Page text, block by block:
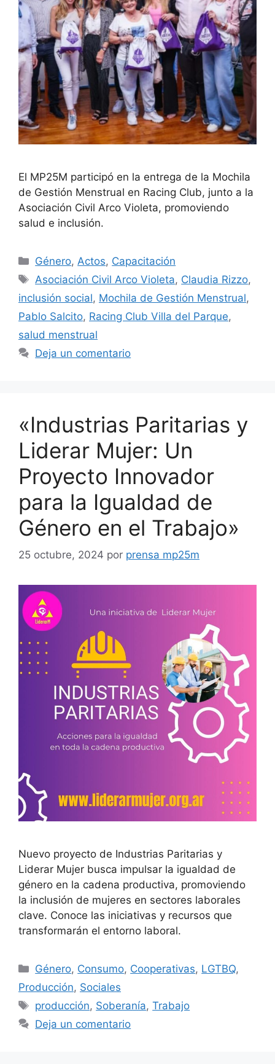
El MP25M participó en la entrega de la Mochila
de Gestión Menstrual en Racing Club, junto a la
Asociación Civil Arco Violeta, promoviendo
salud e inclusión.
Género, Actos, Capacitación
Asociación Civil Arco Violeta, Claudia Rizzo,
inclusión social, Mochila de Gestión Menstrual,
Pablo Salcito, Racing Club Villa del Parque,
salud menstrual
Deja un comentario
«Industrias Paritarias y
Liderar Mujer: Un
Proyecto Innovador
para la Igualdad de
Género en el Trabajo»
25 octubre, 2024 por prensa mp25m
Nuevo proyecto de Industrias Paritarias y
Liderar Mujer busca impulsar la igualdad de
género en la cadena productiva, promoviendo
la inclusión de mujeres en sectores laborales
clave. Conoce las iniciativas y recursos que
transformarán el entorno laboral.
Género, Consumo, Cooperativas, LGTBQ,
Producción, Sociales
producción, Soberanía,Trabajo
Deja un comentario